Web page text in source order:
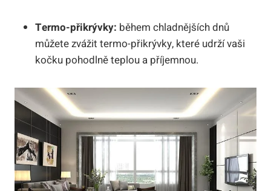
Termo-přikrývky: během chladnějších dnů
můžete zvážit termo-přikrývky, které udrží vaši
kočku pohodlně teplou a příjemnou.